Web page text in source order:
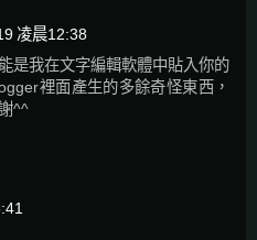
凌晨12:38
是我在文字編輯軟體中貼入你的
裡面產生的多餘奇怪東西，
^^